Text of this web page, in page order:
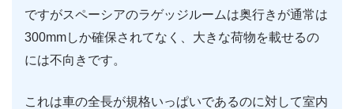
ですがスペーシアのラゲッジルームは奥行きが通常は
300mmしか確保されてなく、大きな荷物を載せるの
には不向きです。
これは車の全長が規格いっぱいであるのに対して室内